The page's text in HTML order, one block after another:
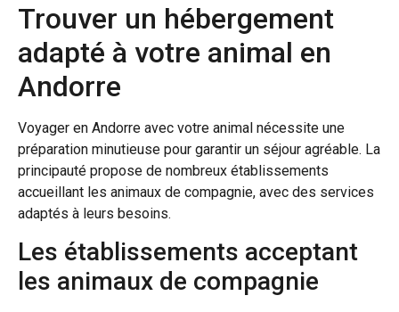
Trouver un hébergement
adapté à votre animal en
Andorre
Voyager en Andorre avec votre animal nécessite une
préparation minutieuse pour garantir un séjour agréable. La
principauté propose de nombreux établissements
accueillant les animaux de compagnie, avec des services
adaptés à leurs besoins.
Les établissements acceptant
les animaux de compagnie